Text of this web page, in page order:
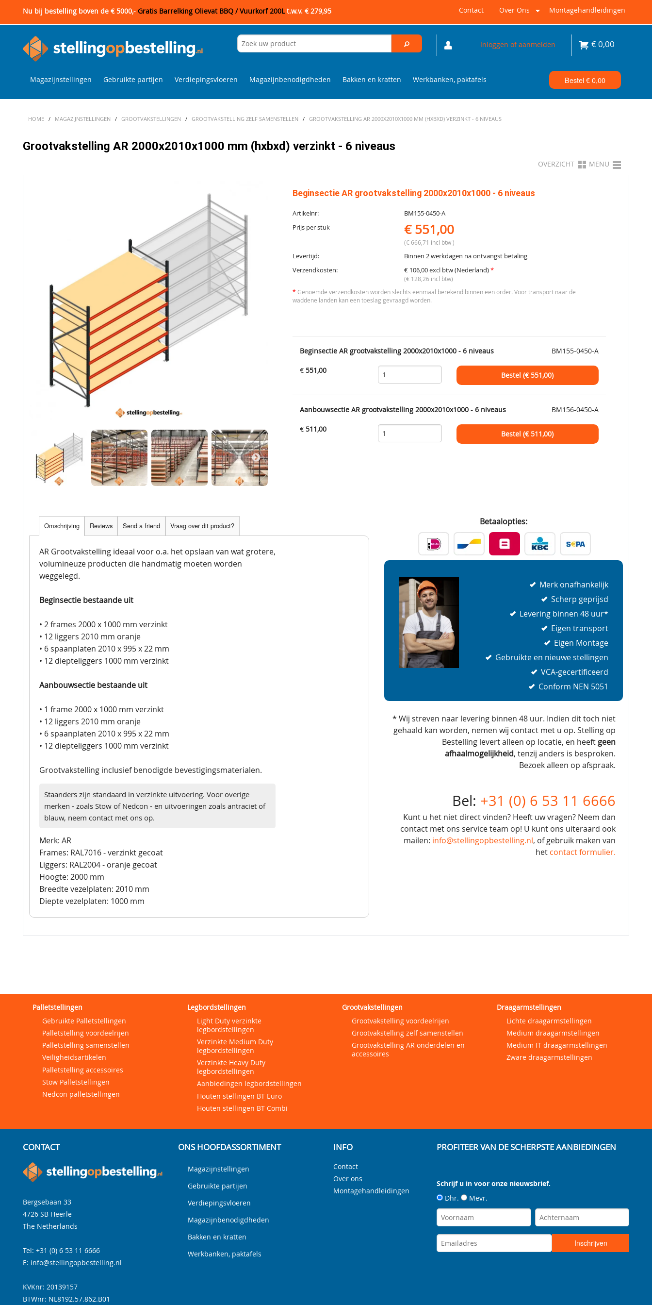
Nu bij bestelling boven de € 5000,- Gratis Barrelking Olievat BBQ / Vuurkorf 200Lt.w.v. € 279,95 Contact Over Ons Montagehandleidingen
Inloggen of aanmelden €0,00
Magazijnstellingen Gebruikte partijen Verdiepingsvloeren Magazijnbenodigdheden Bakken en kratten Werkbanken, paktafels Bestel €0,00
HOME / MAGAZIJNSTELLINGEN / GROOTVAKSTELLINGEN / GROOTVAKSTELLING ZELF SAMENSTELLEN / GROOTVAKSTELLING AR 2000X2010X1000 MM (HXBXD) VERZINKT - 6 NIVEAUS
Grootvakstelling AR 2000x2010x1000 mm (hxbxd) verzinkt - 6 niveaus
OVERZICHT MENU
Beginsectie AR grootvakstelling 2000x2010x1000 - 6 niveaus
Artikelnr:
BM155-0450-A
Prijs per stuk
€ 551,00
(€ 666,71 incl btw )
Levertijd:
Binnen 2 werkdagen na ontvangst betaling
Verzendkosten:
€ 106,00 excl btw (Nederland)*
(€ 128,26 incl btw)
* Genoemde verzendkosten worden slechts eenmaal berekend binnen een order. Voor transport naar de
waddeneilanden kan een toeslag gevraagd worden.
Beginsectie AR grootvakstelling 2000x2010x1000 - 6 niveaus BM155-0450-A
€ 551,00
Bestel (€ 551,00)
Aanbouwsectie AR grootvakstelling 2000x2010x1000 - 6 niveaus BM156-0450-A
€ 511,00
Bestel (€ 511,00)
Betaalopties:
Merk onafhankelijk
Scherp geprijsd
Levering binnen 48 uur*
Eigen transport
Eigen Montage
Gebruikte en nieuwe stellingen
VCA-gecertificeerd
Conform NEN 5051
* Wij streven naar levering binnen 48 uur. Indien dit toch niet
gehaald kan worden, nemen wij contact met u op. Stelling op
Bestelling levert alleen op locatie, en heeft geen
afhaalmogelijkheid, tenzij anders is besproken.
Bezoek alleen op afspraak.
Bel: +31 (0) 6 53 11 6666
Kunt u het niet direct vinden? Heeft uw vragen? Neem dan
contact met ons service team op! U kunt ons uiteraard ook
mailen: info@stellingopbestelling.nl, of gebruik maken van
het contact formulier.
Omschrijving Reviews Send a friend Vraag over dit product?
AR Grootvakstelling ideaal voor o.a. het opslaan van wat grotere,
volumineuze producten die handmatig moeten worden
weggelegd.
Beginsectie bestaande uit
• 2 frames 2000 x 1000 mm verzinkt
• 12 liggers 2010 mm oranje
• 6 spaanplaten 2010 x 995 x 22 mm
• 12 diepteliggers 1000 mm verzinkt
Aanbouwsectie bestaande uit
• 1 frame 2000 x 1000 mm verzinkt
• 12 liggers 2010 mm oranje
• 6 spaanplaten 2010 x 995 x 22 mm
• 12 diepteliggers 1000 mm verzinkt
Grootvakstelling inclusief benodigde bevestigingsmaterialen.
Staanders zijn standaard in verzinkte uitvoering. Voor overige
merken - zoals Stow of Nedcon - en uitvoeringen zoals antraciet of
blauw, neem contact met ons op.
Merk: AR
Frames: RAL7016 - verzinkt gecoat
Liggers: RAL2004 - oranje gecoat
Hoogte: 2000 mm
Breedte vezelplaten: 2010 mm
Diepte vezelplaten: 1000 mm
Palletstellingen
Gebruikte Palletstellingen
Palletstelling voordeelrijen
Palletstelling samenstellen
Veiligheidsartikelen
Palletstelling accessoires
Stow Palletstellingen
Nedcon palletstellingen
Legbordstellingen
Light Duty verzinkte
legbordstellingen
Verzinkte Medium Duty
legbordstellingen
Verzinkte Heavy Duty
legbordstellingen
Aanbiedingen legbordstellingen
Houten stellingen BT Euro
Houten stellingen BT Combi
Grootvakstellingen
Grootvakstelling voordeelrijen
Grootvakstelling zelf samenstellen
Grootvakstelling AR onderdelen en
accessoires
Draagarmstellingen
Lichte draagarmstellingen
Medium draagarmstellingen
Medium IT draagarmstellingen
Zware draagarmstellingen
CONTACT
Bergsebaan 33
4726 SB Heerle
The Netherlands
Tel: +31 (0) 6 53 11 6666
E: info@stellingopbestelling.nl
KVKnr: 20139157
BTWnr: NL8192.57.862.B01
ONS HOOFDASSORTIMENT
Magazijnstellingen
Gebruikte partijen
Verdiepingsvloeren
Magazijnbenodigdheden
Bakken en kratten
Werkbanken, paktafels
INFO
Contact
Over ons
Montagehandleidingen
PROFITEER VAN DE SCHERPSTE AANBIEDINGEN
Schrijf u in voor onze nieuwsbrief.
Dhr.
Mevr.